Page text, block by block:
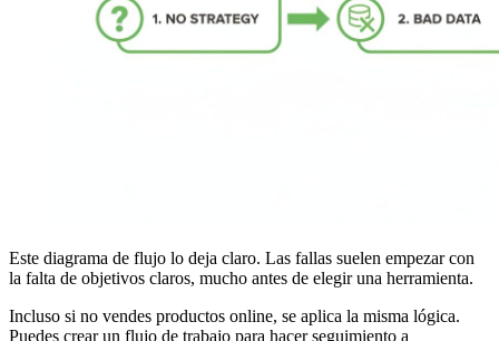
Este diagrama de flujo lo deja claro. Las fallas suelen empezar con
la falta de objetivos claros, mucho antes de elegir una herramienta.
Incluso si no vendes productos online, se aplica la misma lógica.
Puedes crear un flujo de trabajo para hacer seguimiento a